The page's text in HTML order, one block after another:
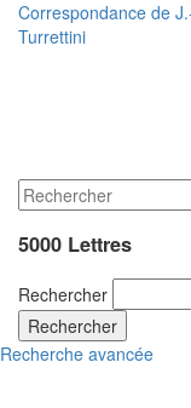
Correspondance de
Turrettini
5000 Lettres
Rechercher
Rechercher
Recherche avancée